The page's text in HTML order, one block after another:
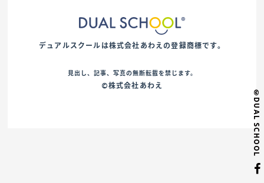
©DUAL SCHOOL
デュアルスクールは株式会社あわえの登録商標です。
見出し、記事、写真の無断転載を禁じます。
©株式会社あわえ